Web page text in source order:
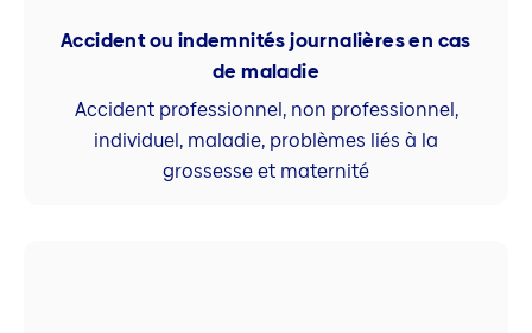
Accident ou indemnités journalières en cas
de maladie
Accident professionnel, non professionnel,
individuel, maladie, problèmes liés à la
grossesse et maternité